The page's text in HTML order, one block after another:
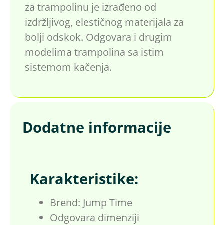
za trampolinu je izrađeno od
izdržljivog, elestičnog materijala za
bolji odskok. Odgovara i drugim
modelima trampolina sa istim
sistemom kačenja.
Dodatne informacije
Karakteristike:
Brend: Jump Time
Odgovara dimenziji